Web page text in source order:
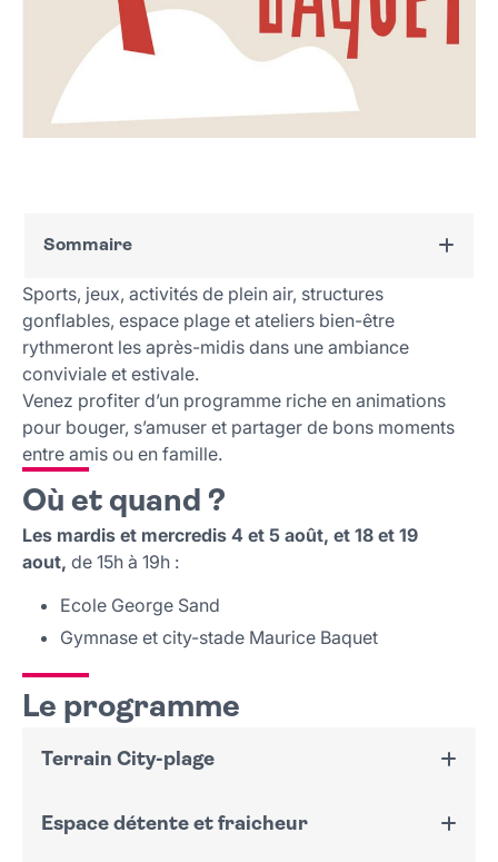
Sommaire
Où et quand ?
Le programme
Sports, jeux, activités de plein air, structures
gonflables, espace plage et ateliers bien-être
rythmeront les après-midis dans une ambiance
conviviale et estivale.
Venez profiter d’un programme riche en animations
pour bouger, s’amuser et partager de bons moments
entre amis ou en famille.
Où et quand ?
Les mardis et mercredis 4 et 5 août, et 18 et 19
aout, de 15h à 19h :
Ecole George Sand
Gymnase et city-stade Maurice Baquet
Le programme
Terrain City-plage
Terrain de sport en sable pour pratiquer le sand-
Espace détente et fraicheur